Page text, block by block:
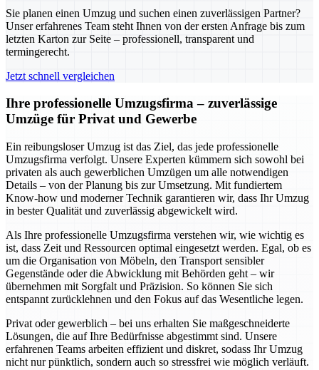
Sie planen einen Umzug und suchen einen zuverlässigen Partner?
Unser erfahrenes Team steht Ihnen von der ersten Anfrage bis zum
letzten Karton zur Seite – professionell, transparent und
termingerecht.
Jetzt schnell vergleichen
Ihre professionelle Umzugsfirma – zuverlässige
Umzüge für Privat und Gewerbe
Ein reibungsloser Umzug ist das Ziel, das jede professionelle
Umzugsfirma verfolgt. Unsere Experten kümmern sich sowohl bei
privaten als auch gewerblichen Umzügen um alle notwendigen
Details – von der Planung bis zur Umsetzung. Mit fundiertem
Know-how und moderner Technik garantieren wir, dass Ihr Umzug
in bester Qualität und zuverlässig abgewickelt wird.
Als Ihre professionelle Umzugsfirma verstehen wir, wie wichtig es
ist, dass Zeit und Ressourcen optimal eingesetzt werden. Egal, ob es
um die Organisation von Möbeln, den Transport sensibler
Gegenstände oder die Abwicklung mit Behörden geht – wir
übernehmen mit Sorgfalt und Präzision. So können Sie sich
entspannt zurücklehnen und den Fokus auf das Wesentliche legen.
Privat oder gewerblich – bei uns erhalten Sie maßgeschneiderte
Lösungen, die auf Ihre Bedürfnisse abgestimmt sind. Unsere
erfahrenen Teams arbeiten effizient und diskret, sodass Ihr Umzug
nicht nur pünktlich, sondern auch so stressfrei wie möglich verläuft.